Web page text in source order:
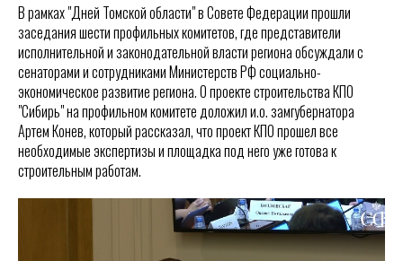
В рамках "Дней Томской области" в Совете Федерации прошли
заседания шести профильных комитетов, где представители
исполнительной и законодательной власти региона обсуждали с
сенаторами и сотрудниками Министерств РФ социально-
экономическое развитие региона. О проекте строительства КПО
"Сибирь" на профильном комитете доложил и.о. замгубернатора
Артем Конев, который рассказал, что проект КПО прошел все
необходимые экспертизы и площадка под него уже готова к
строительным работам.